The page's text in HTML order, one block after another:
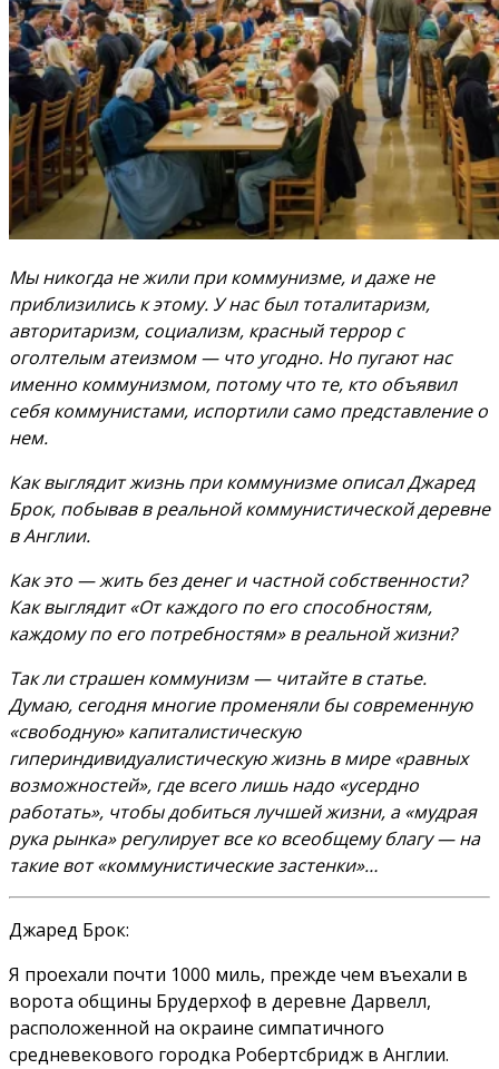
Мы никогда не жили при коммунизме, и даже не
приблизились к этому. У нас был тоталитаризм,
авторитаризм, социализм, красный террор с
оголтелым атеизмом — что угодно. Но пугают нас
именно коммунизмом, потому что те, кто объявил
себя коммунистами, испортили само представление о
нем.
Как выглядит жизнь при коммунизме описал Джаред
Брок, побывав в реальной коммунистической деревне
в Англии.
Как это — жить без денег и частной собственности?
Как выглядит «От каждого по его способностям,
каждому по его потребностям» в реальной жизни?
Так ли страшен коммунизм — читайте в статье.
Думаю, сегодня многие променяли бы современную
«свободную» капиталистическую
гипериндивидуалистическую жизнь в мире «равных
возможностей», где всего лишь надо «усердно
работать», чтобы добиться лучшей жизни, а «мудрая
рука рынка» регулирует все ко всеобщему благу — на
такие вот «коммунистические застенки»…
Джаред Брок:
Я проехали почти 1000 миль, прежде чем въехали в
ворота общины Брудерхоф в деревне Дарвелл,
расположенной на окраине симпатичного
средневекового городка Робертсбридж в Англии.